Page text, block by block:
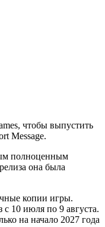
чтобы выпустить
Message.
полноценным
она была
копии игры.
10 июля по 9 августа.
на начало 2027 года